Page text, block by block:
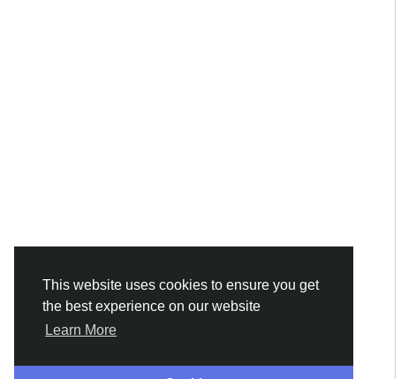
This website uses cookies to ensure you get
the best experience on our website
Learn More